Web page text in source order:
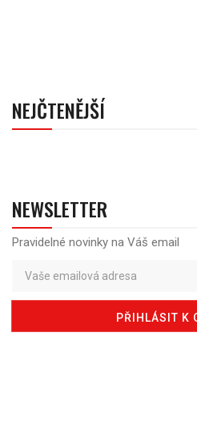
NEJČTENĚJŠÍ
NEWSLETTER
Pravidelné novinky na Váš email